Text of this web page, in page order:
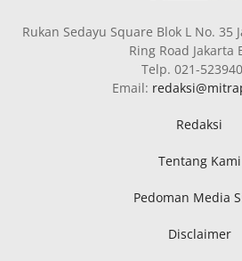
Rukan Sedayu Square Blok L No. 35
Ring Road Jakarta
Telp. 021-
Email:
Redaksi
Tentang Kami
Pedoman Media
Disclaimer